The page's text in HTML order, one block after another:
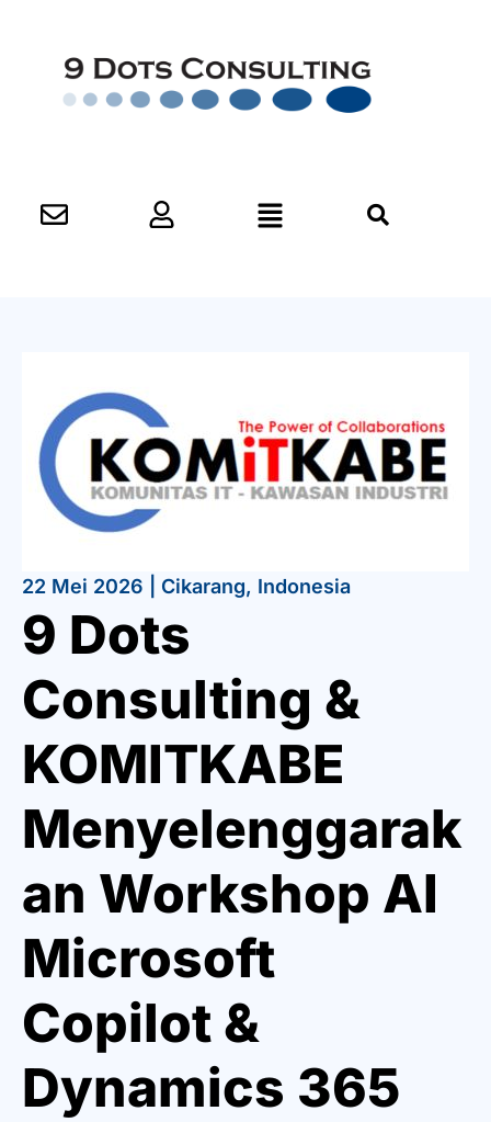
22 Mei 2026 | Cikarang, Indonesia
9 Dots
Consulting &
KOMITKABE
Menyelenggarak
an Workshop AI
Microsoft
Copilot &
Dynamics 365